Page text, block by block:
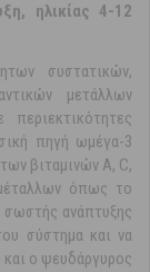
ηλικίας 4-12
συστατικών,
μετάλλων
πηγή ωμέγα-3
βιταμινών Α, C,
όπως το
σωστής ανάπτυξης
σύστημα και να
ο ψευδάργυρος